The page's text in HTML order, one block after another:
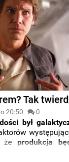
Tak
20:50 0
był
żeprodukcja